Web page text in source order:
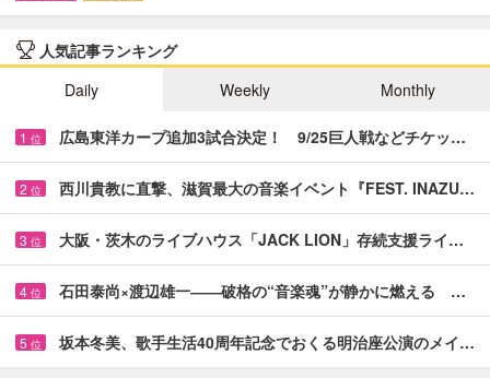
人気記事ランキング
Daily
Weekly Monthly
1 位 広島東洋カープ追加3試合決定！ 9/25巨人戦などチケッ…
2 位 西川貴教に直撃、滋賀最大の音楽イベント『FEST. INAZU…
3 位 大阪・茨木のライブハウス「JACK LION」存続支援ライ…
4 位 石田泰尚×渡辺雄一――破格の“音楽魂”が静かに燃える …
5 位 坂本冬美、歌手生活40周年記念でおくる明治座公演のメイ…